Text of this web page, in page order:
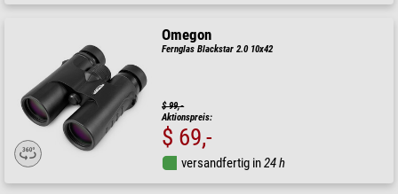
Omegon
Fernglas Blackstar 2.0 10x42
$ 99,-
Aktionspreis:
$ 69,-
versandfertig in24 h